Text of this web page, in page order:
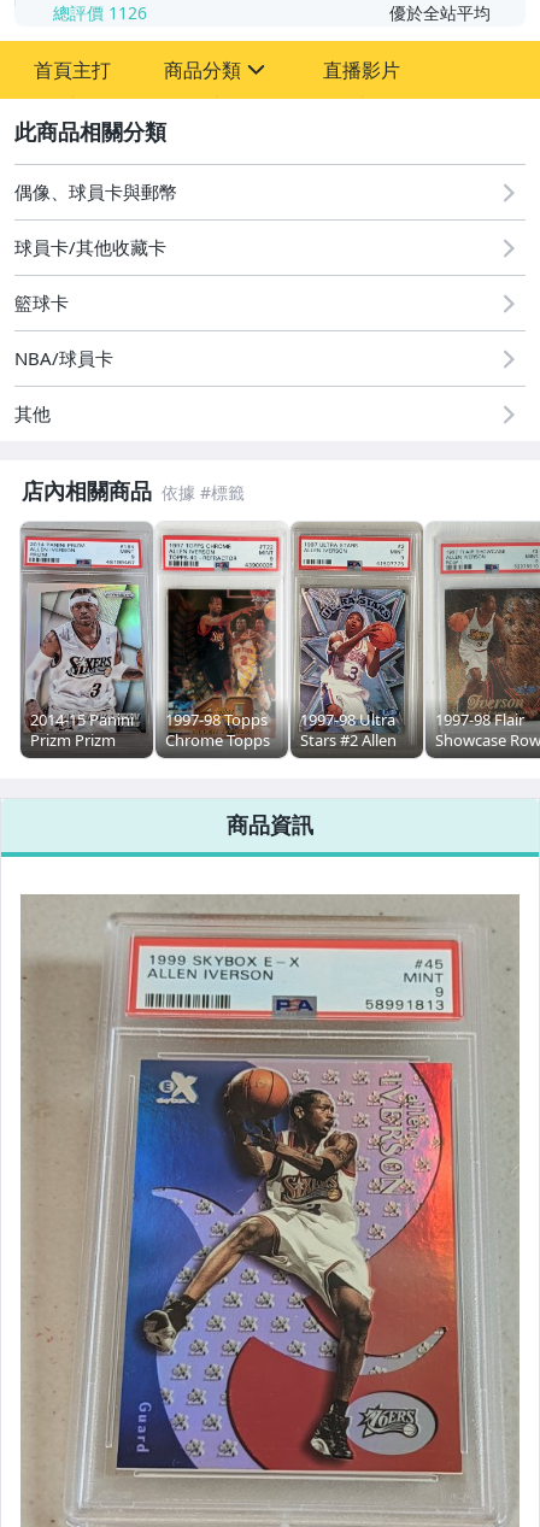
總評價 1126 優於全站平均
首頁主打 商品分類
偶像、球員卡與郵幣
運動、戶外與休閒
直播影片
偶像、球員卡與郵幣
球員卡/其他收藏卡
籃球卡
NBA/球員卡
其他
店內相關商品
2014-15 Panini
Prizm Prizm
#184 Allen
1997-98 Topps
Chrome Topps
40 Refractors
Iverson
1997-98 Ultra
Stars #2 Allen
Iverson PSA9
1997-98 Flair
Showcase Row
1 #3 Allen
商品資訊